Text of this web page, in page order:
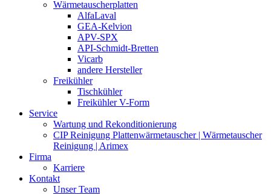
Wärmetauscherplatten
AlfaLaval
GEA-Kelvion
APV-SPX
API-Schmidt-Bretten
Vicarb
andere Hersteller
Freikühler
Tischkühler
Freikühler V-Form
Service
Wartung und Rekonditionierung
CIP Reinigung Plattenwärmetauscher | Wärmetauscher
Reinigung | Arimex
Firma
Karriere
Kontakt
Unser Team